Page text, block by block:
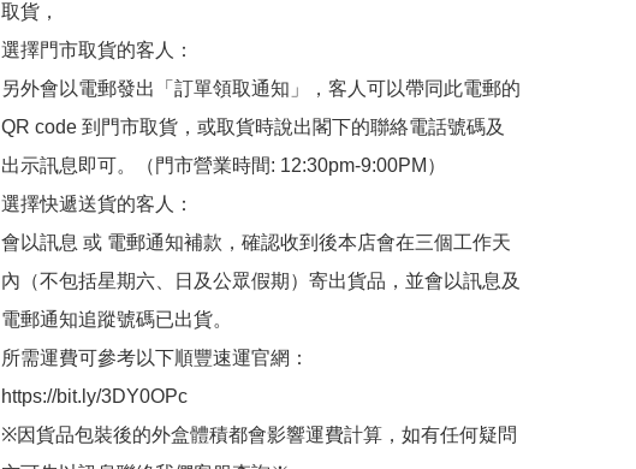
取貨，
選擇門市取貨的客人：
另外會以電郵發出「訂單領取通知」，客人可以帶同此電郵的
QR code 到門市取貨，或取貨時說出閣下的聯絡電話號碼及
出示訊息即可。（門市營業時間: 12:30pm-9:00PM）
選擇快遞送貨的客人：
會以訊息 或 電郵通知補款，確認收到後本店會在三個工作天
內（不包括星期六、日及公眾假期）寄出貨品，並會以訊息及
電郵通知追蹤號碼已出貨。
所需運費可參考以下順豐速運官網：
https://bit.ly/3DY0OPc
※因貨品包裝後的外盒體積都會影響運費計算，如有任何疑問